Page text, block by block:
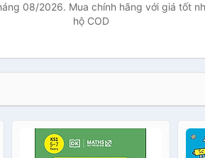
08/2026. Mua chính hãng với giá tốt
hộ COD